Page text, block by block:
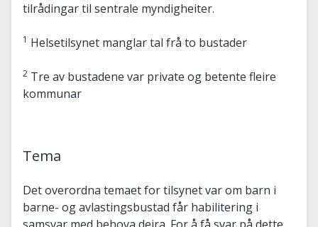
tilrådingar til sentrale myndigheiter.
1 Helsetilsynet manglar tal frå to bustader
2 Tre av bustadene var private og betente fleire
kommunar
Tema
Det overordna temaet for tilsynet var om barn i
barne- og avlastingsbustad får habilitering i